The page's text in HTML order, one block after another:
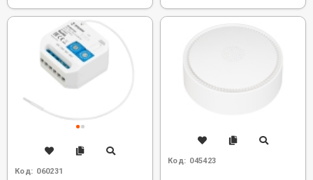
Код: 060231
Код: 045423